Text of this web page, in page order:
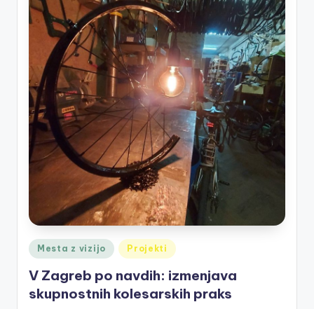
m
ž
a
Posted
in
Mesta z vizijo Projekti
V Zagreb po navdih: izmenjava
skupnostnih kolesarskih praks